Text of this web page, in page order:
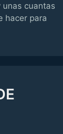
cuantas
hacer para